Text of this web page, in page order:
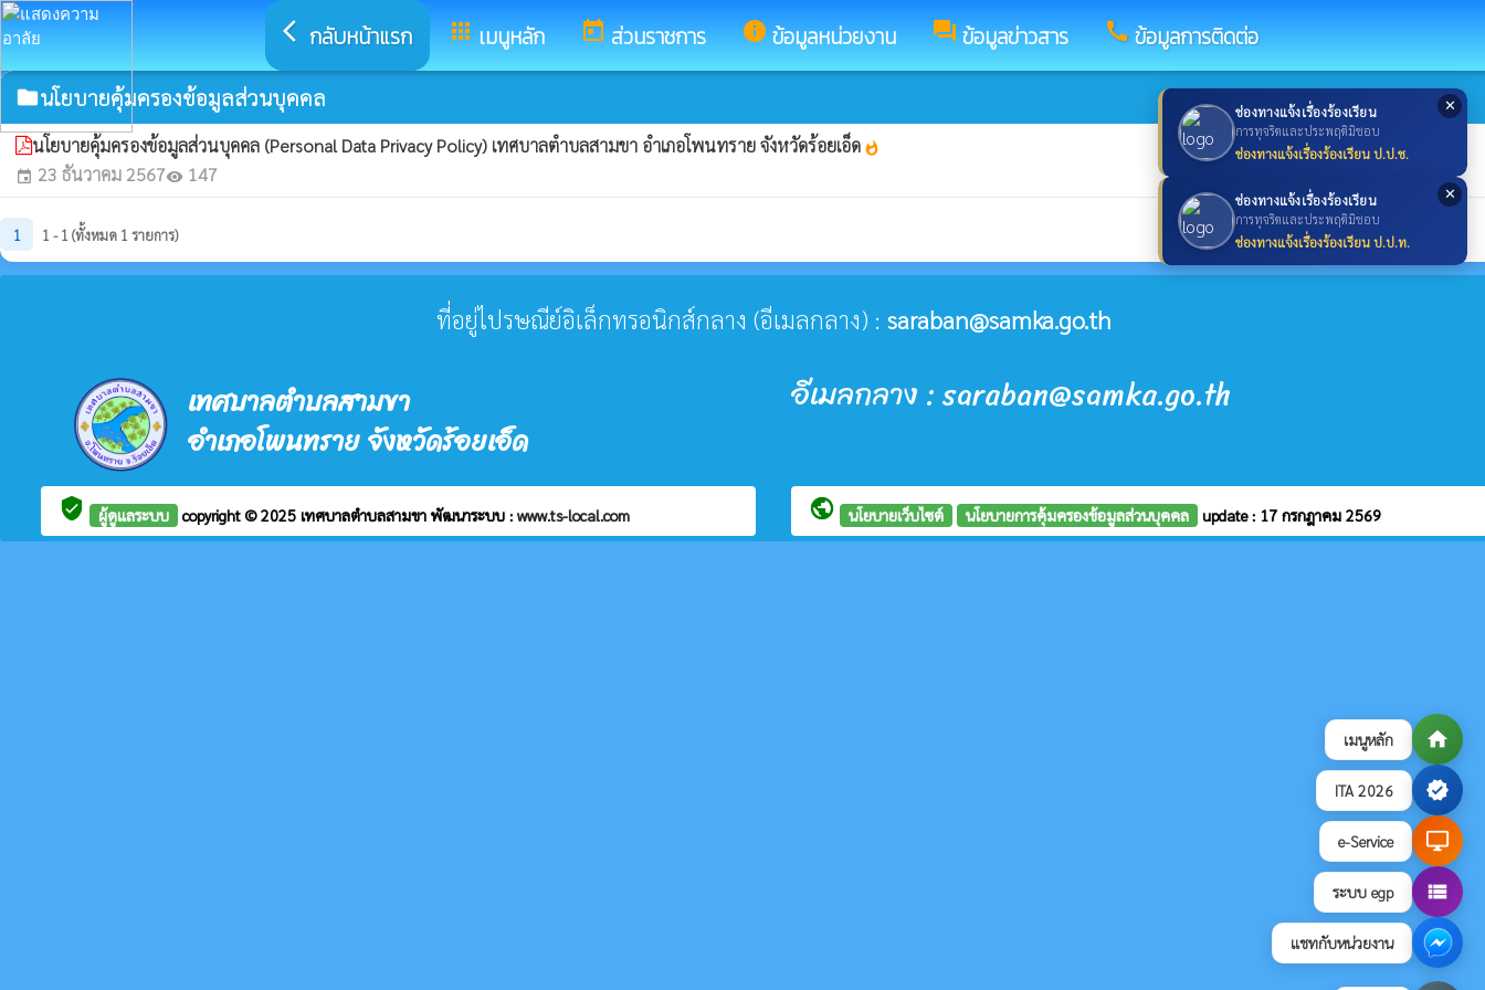
เมนูหลัก home
ITA 2026 verified
e-Service desktop_windows
ระบบ egp view_list
แชทกับหน่วยงาน
✕
ช่องทางแจ้งเรื่องร้องเรียน
การทุจริตและประพฤติมิชอบ
ช่องทางแจ้งเรื่องร้องเรียน ป.ป.ช.
✕
ช่องทางแจ้งเรื่องร้องเรียน
การทุจริตและประพฤติมิชอบ
ช่องทางแจ้งเรื่องร้องเรียน ป.ป.ท.
arrow_back_ios กลับหน้าแรก apps เมนูหลัก today ส่วนราชการ info ข้อมูลหน่วยงาน forum ข้อมูลข่าวสาร call ข้อมูลการติดต่อ
folderนโยบายคุ้มครองข้อมูลส่วนบุคคล
นโยบายคุ้มครองข้อมูลส่วนบุคคล (Personal Data Privacy Policy) เทศบาลตำบลสามขา อำเภอโพนทราย จังหวัดร้อยเอ็ด whatshot
event 23 ธันวาคม 2567visibility 147
1 1 - 1 (ทั้งหมด 1 รายการ)
ที่อยู่ไปรษณีย์อิเล็กทรอนิกส์กลาง (อีเมลกลาง) : saraban@samka.go.th
เทศบาลตำบลสามขา
อำเภอโพนทราย จังหวัดร้อยเอ็ด
อีเมลกลาง : saraban@samka.go.th
verified_user ผู้ดูแลระบบ copyright © 2025 เทศบาลตำบลสามขา พัฒนาระบบ : www.ts-local.com public นโยบายเว็บไซต์ นโยบายการคุ้มครองข้อมูลส่วนบุคคล update : 17 กรกฎาคม 2569